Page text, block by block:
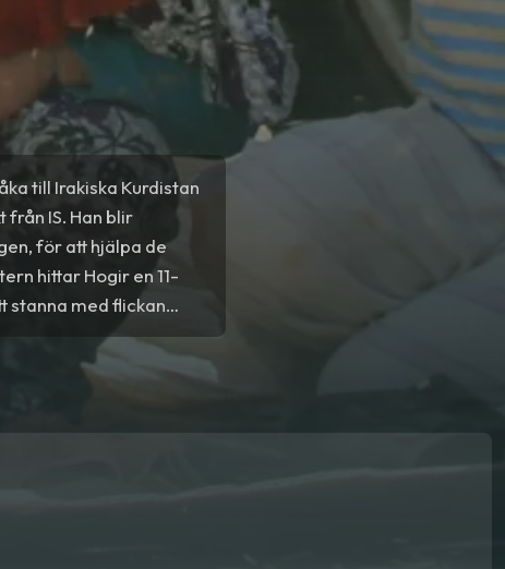
till Irakiska Kurdistan
IS. Han blir
för att hjälpa de
hittar Hogir en 11-
stanna med flickan
han skulle ha suttit i
en kort stund
att hitta henne igen.
av den